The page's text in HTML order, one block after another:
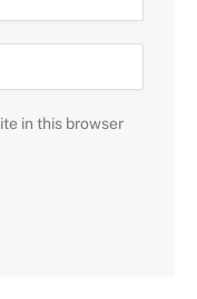
in this browser